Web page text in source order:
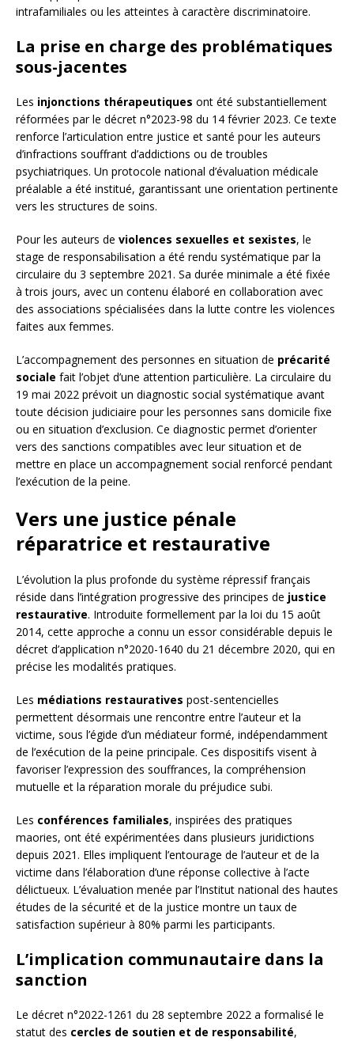
intrafamiliales ou les atteintes à caractère discriminatoire.
La prise en charge des problématiques
sous-jacentes
Les injonctions thérapeutiques ont été substantiellement
réformées par le décret n°2023-98 du 14 février 2023. Ce texte
renforce l’articulation entre justice et santé pour les auteurs
d’infractions souffrant d’addictions ou de troubles
psychiatriques. Un protocole national d’évaluation médicale
préalable a été institué, garantissant une orientation pertinente
vers les structures de soins.
Pour les auteurs de violences sexuelles et sexistes, le
stage de responsabilisation a été rendu systématique par la
circulaire du 3 septembre 2021. Sa durée minimale a été fixée
à trois jours, avec un contenu élaboré en collaboration avec
des associations spécialisées dans la lutte contre les violences
faites aux femmes.
L’accompagnement des personnes en situation de précarité
sociale fait l’objet d’une attention particulière. La circulaire du
19 mai 2022 prévoit un diagnostic social systématique avant
toute décision judiciaire pour les personnes sans domicile fixe
ou en situation d’exclusion. Ce diagnostic permet d’orienter
vers des sanctions compatibles avec leur situation et de
mettre en place un accompagnement social renforcé pendant
l’exécution de la peine.
Vers une justice pénale
réparatrice et restaurative
L’évolution la plus profonde du système répressif français
réside dans l’intégration progressive des principes de justice
restaurative. Introduite formellement par la loi du 15 août
2014, cette approche a connu un essor considérable depuis le
décret d’application n°2020-1640 du 21 décembre 2020, qui en
précise les modalités pratiques.
Les médiations restauratives post-sentencielles
permettent désormais une rencontre entre l’auteur et la
victime, sous l’égide d’un médiateur formé, indépendamment
de l’exécution de la peine principale. Ces dispositifs visent à
favoriser l’expression des souffrances, la compréhension
mutuelle et la réparation morale du préjudice subi.
Les conférences familiales, inspirées des pratiques
maories, ont été expérimentées dans plusieurs juridictions
depuis 2021. Elles impliquent l’entourage de l’auteur et de la
victime dans l’élaboration d’une réponse collective à l’acte
délictueux. L’évaluation menée par l’Institut national des hautes
études de la sécurité et de la justice montre un taux de
satisfaction supérieur à 80% parmi les participants.
L’implication communautaire dans la
sanction
Le décret n°2022-1261 du 28 septembre 2022 a formalisé le
statut des cercles de soutien et de responsabilité,